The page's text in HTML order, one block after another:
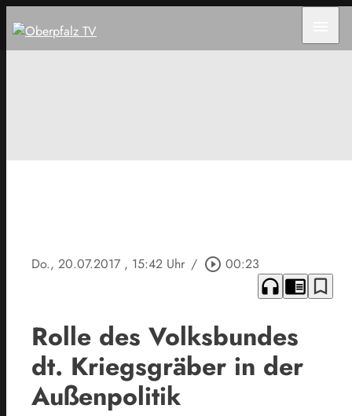
Do., 20.07.2017 , 15:42 Uhr / play_circle_outline 00:23
headphones chrome_reader_mode bookmark_border
Rolle des Volksbundes
dt. Kriegsgräber in der
Außenpolitik